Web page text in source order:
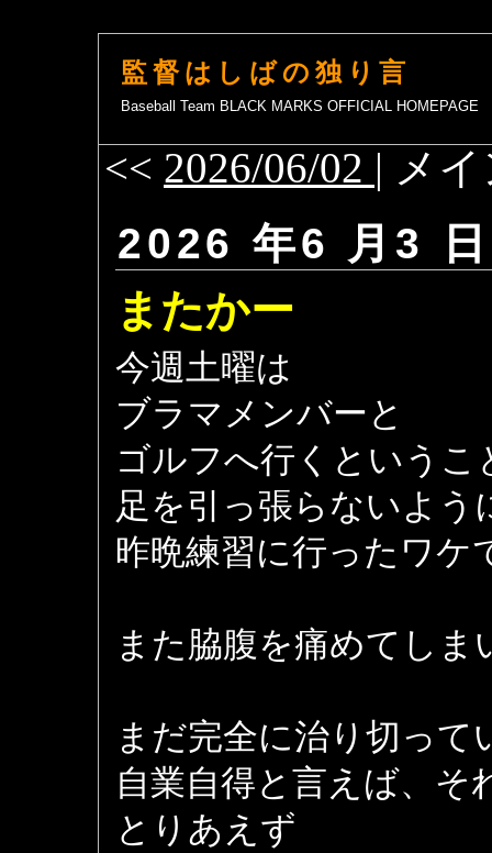
監督はしばの独り言
Baseball Team BLACK MARKS OFFICIAL HOMEPAGE
<< 2026/06/02 | メ
2026 年6 月3 日
またかー
今週土曜は
ブラマメンバーと
ゴルフへ行くというこ
足を引っ張らないよう
昨晩練習に行ったワケ
また脇腹を痛めてしま
まだ完全に治り切って
自業自得と言えば、そ
とりあえず